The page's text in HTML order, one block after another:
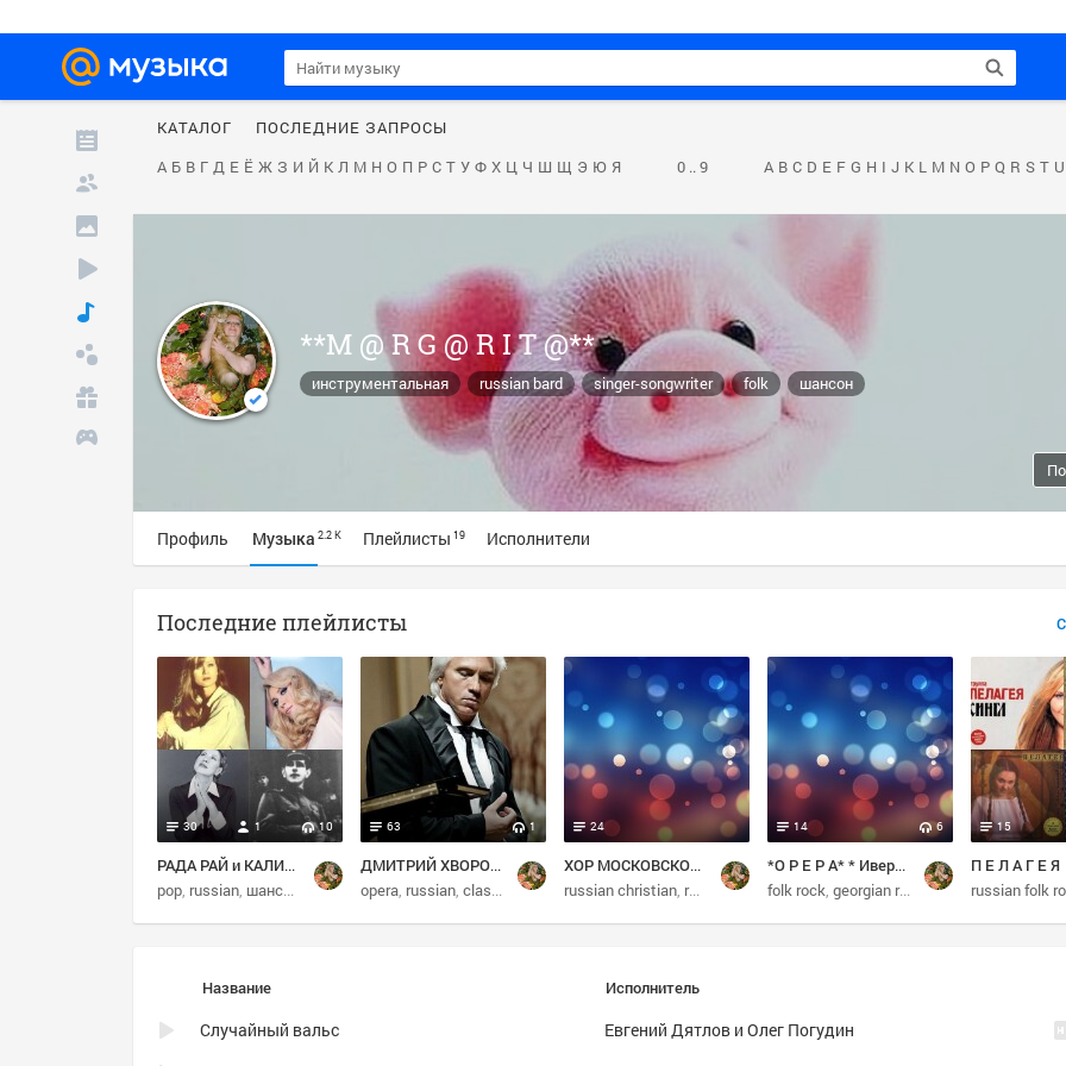
КАТАЛОГ
ПОСЛЕДНИЕ ЗАПРОСЫ
А Б В Г Д Е Ё Ж З И Й К Л М Н О П Р С Т У Ф Х Ц Ч Ш Щ Э Ю Я 0 .. 9 A B C D E F G H I J K L M N O P Q R S T U
**M @ R G @ R I T @**
инструментальная russian bard singer-songwriter folk шансон
Профиль Музыка 2.2 K Плейлисты 19 Исполнители
Последние плейлисты
РАДА РАЙ и КАЛИНА КРАСНАЯ и ДРУГИЕ
30 10
1
pop russian шансон russian chanson
ДМИТРИЙ ХВОРОСТОВСКИЙ
63 1
opera russian classical baritone
ХОР МОСКОВСКОГО СРЕТЕНСКОГО монастыря
24
russian christian russian choir christian
*О Р Е Р А* * Иверия* АРГО и др.
14 6
folk rock georgian rock georgian soviet
П Е Л А Г Е Я
15
russian folk
Название Исполнитель
Случайный вальс Евгений Дятлов и Олег Погудин